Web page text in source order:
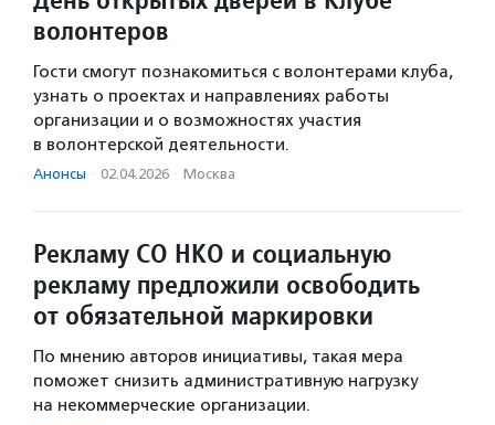
волонтеров
Гости смогут познакомиться с волонтерами клуба,
узнать о проектах и направлениях работы
организации и о возможностях участия
в волонтерской деятельности.
Анонсы · 02.04.2026 · Москва
Рекламу СО НКО и социальную
рекламу предложили освободить
от обязательной маркировки
По мнению авторов инициативы, такая мера
поможет снизить административную нагрузку
на некоммерческие организации.